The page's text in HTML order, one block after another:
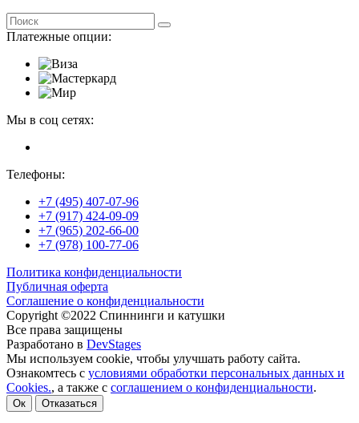
Платежные опции:
Мы в соц сетях:
Телефоны:
+7 (495) 407-07-96
+7 (917) 424-09-09
+7 (965) 202-66-00
+7 (978) 100-77-06
Политика конфиденциальности
Публичная оферта
Соглашение о конфиденциальности
Copyright ©2022 Спиннинги и катушки
Все права защищены
Разработано в DevStages
Мы используем cookie, чтобы улучшать работу сайта.
Ознакомтесь с условиями обработки персональных данных и
Cookies., а также с соглашением о конфиденциальности.
Ок Отказаться